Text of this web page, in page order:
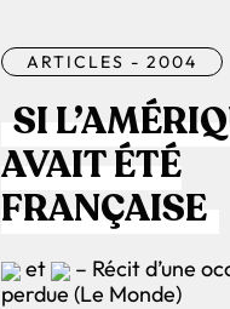
ARTICLES - 2004
SI
AVAIT ÉTÉ
FRANÇAISE
et
– Récit d’une
perdue (Le Monde)